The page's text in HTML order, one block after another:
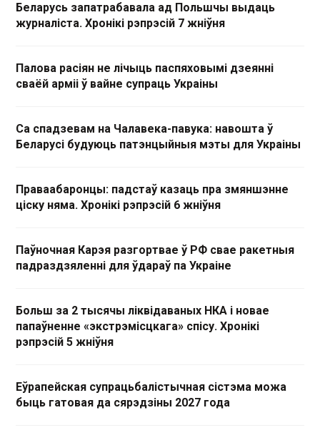
Беларусь запатрабавала ад Польшчы выдаць
журналіста. Хронікі рэпрэсій 7 жніўня
Палова расіян не лічыць паспяховымі дзеянні
сваёй арміі ў вайне супраць Украіны
Са спадзевам на Чалавека-павука: навошта ў
Беларусі будуюць патэнцыйныя мэты для Украіны
Праваабаронцы: падстаў казаць пра змяншэнне
ціску няма. Хронікі рэпрэсій 6 жніўня
Паўночная Карэя разгортвае ў РФ свае ракетныя
падраздзяленні для ўдараў па Украіне
Больш за 2 тысячы ліквідаваных НКА і новае
папаўненне «экстрэмісцкага» спісу. Хронікі
рэпрэсій 5 жніўня
Еўрапейская супрацьбалістычная сістэма можа
быць гатовая да сярэдзіны 2027 года